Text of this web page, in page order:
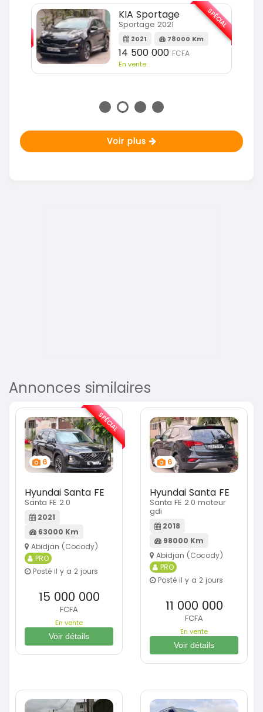
KIA Sportage
Sportage 2021
2021 78000 Km
14 500 000 FCFA
En vente
SPÉCIAL
Voir plus
Annonces similaires
6
Hyundai Santa FE
Santa FE 2.0
2021
63000 Km
Abidjan (Cocody)
PRO
Posté il y a 2 jours
15 000 000
FCFA
En vente
Voir détails
SPÉCIAL
6
Hyundai Santa FE
Santa FE 2.0 moteur
gdi
2018
98000 Km
Abidjan (Cocody)
PRO
Posté il y a 2 jours
11 000 000
FCFA
En vente
Voir détails